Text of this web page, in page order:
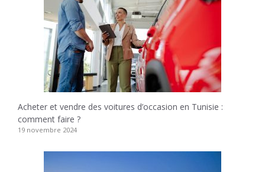
Acheter et vendre des voitures d’occasion en Tunisie :
comment faire ?
19 novembre 2024